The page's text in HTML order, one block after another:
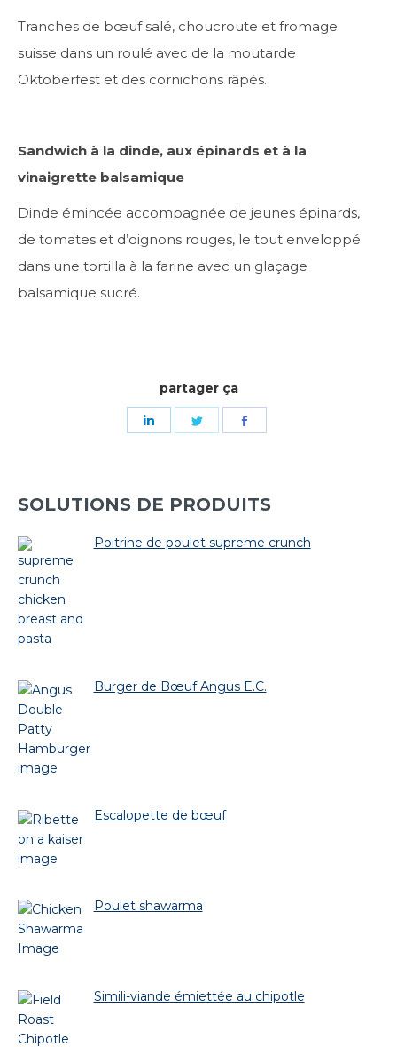
Tranches de bœuf salé, choucroute et fromage
suisse dans un roulé avec de la moutarde
Oktoberfest et des cornichons râpés.
Sandwich à la dinde, aux épinards et à la
vinaigrette balsamique
Dinde émincée accompagnée de jeunes épinards,
de tomates et d’oignons rouges, le tout enveloppé
dans une tortilla à la farine avec un glaçage
balsamique sucré.
partager ça
Share
Share
SOLUTIONS DE PRODUITS
Poitrine de poulet supreme crunch
Burger de Bœuf Angus E.C.
Escalopette de bœuf
Poulet shawarma
Simili-viande émiettée au chipotle